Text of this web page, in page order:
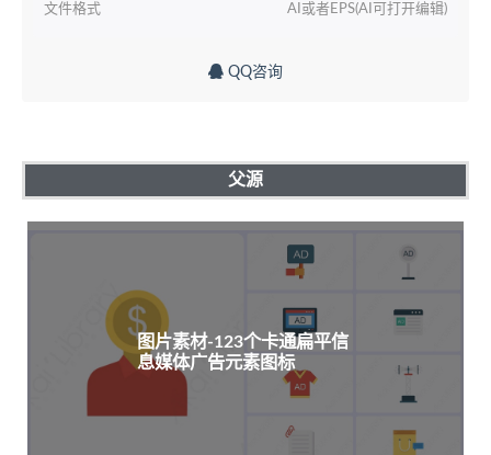
文件格式 AI或者EPS(AI可打开编辑)
QQ咨询
父源
图片素材-123个卡通扁平信
息媒体广告元素图标